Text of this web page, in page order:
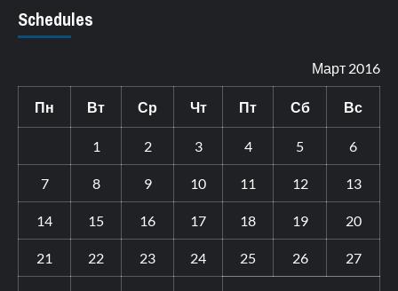
Schedules
Март 2016
Пн Вт Ср Чт Пт Сб Вс
1 2 3 4 5 6
7 8 9 10 11 12 13
14 15 16 17 18 19 20
21 22 23 24 25 26 27